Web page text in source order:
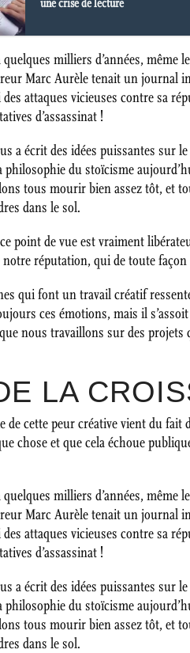
une crise de lecture
milliers d’années, même
Marc Aurèle tenait un
attaques vicieuses contre sa
d’assassinat !
a écrit des idées puissantes sur
du stoïcisme
tous mourir bien assez tôt, et
dans le sol.
point de vue est vraiment
notre réputation, qui de toute
qui font un travail créatif
ces émotions, mais il
nous travaillons sur des
LA
de cette peur créative vient du
chose et que cela échoue
milliers d’années, même
Marc Aurèle tenait un journal
attaques vicieuses contre sa
d’assassinat !
a écrit des idées puissantes sur
du stoïcisme
tous mourir bien assez tôt, et
dans le sol.